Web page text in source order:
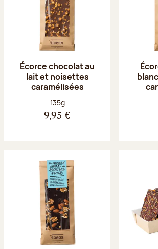
Écorce chocolat au
lait et noisettes
caramélisées
Poids net :
135g
9,95 €